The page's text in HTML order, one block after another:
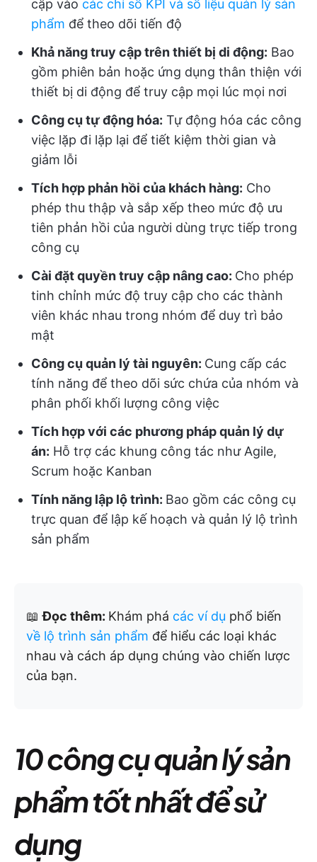
cập vào các chỉ số KPI và số liệu quản lý sản
phẩm để theo dõi tiến độ
Khả năng truy cập trên thiết bị di động: Bao
gồm phiên bản hoặc ứng dụng thân thiện với
thiết bị di động để truy cập mọi lúc mọi nơi
Công cụ tự động hóa: Tự động hóa các công
việc lặp đi lặp lại để tiết kiệm thời gian và
giảm lỗi
Tích hợp phản hồi của khách hàng: Cho
phép thu thập và sắp xếp theo mức độ ưu
tiên phản hồi của người dùng trực tiếp trong
công cụ
Cài đặt quyền truy cập nâng cao: Cho phép
tinh chỉnh mức độ truy cập cho các thành
viên khác nhau trong nhóm để duy trì bảo
mật
Công cụ quản lý tài nguyên: Cung cấp các
tính năng để theo dõi sức chứa của nhóm và
phân phối khối lượng công việc
Tích hợp với các phương pháp quản lý dự
án: Hỗ trợ các khung công tác như Agile,
Scrum hoặc Kanban
Tính năng lập lộ trình: Bao gồm các công cụ
trực quan để lập kế hoạch và quản lý lộ trình
sản phẩm
📖Đọc thêm: Khám phá các ví dụ phổ biến
về lộ trình sản phẩm để hiểu các loại khác
nhau và cách áp dụng chúng vào chiến lược
của bạn.
10 công cụ quản lý sản
phẩm tốt nhất để sử
dụng